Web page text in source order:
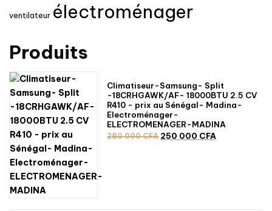
ventilateur électroménager
Produits
Climatiseur-Samsung- Split
-18CRHGAWK/AF- 18000BTU 2.5 CV
R410 - prix au Sénégal- Madina-
Electroménager-
ELECTROMENAGER-MADINA
280 000CFA Le
250 000 CFA